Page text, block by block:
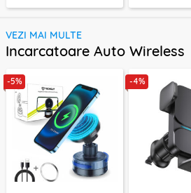
VEZI MAI MULTE
Incarcatoare Auto Wireless
-5% -4%